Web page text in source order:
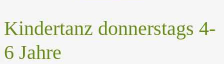
Kindertanz donnerstags 4-
6 Jahre